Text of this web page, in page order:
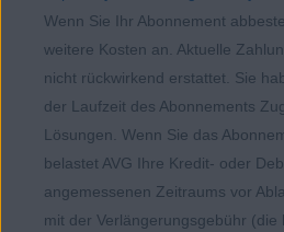
Wenn Sie Ihr Abonnement
weitere Kosten an. Aktuelle
nicht rückwirkend erstattet. Sie
der Laufzeit des Abonnements
Lösungen. Wenn Sie das
belastet AVG Ihre Kredit- oder
angemessenen Zeitraums vor
mit der Verlängerungsgebühr (die